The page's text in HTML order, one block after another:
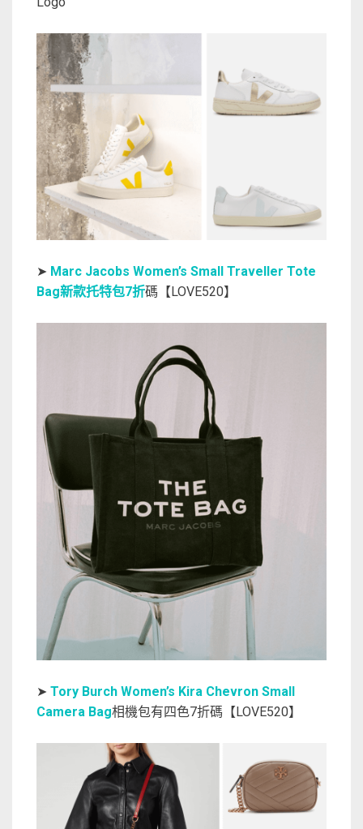
➤ Marc Jacobs Women’s Small Traveller Tote
Bag新款托特包7折碼【LOVE520】
➤ Tory Burch Women’s Kira Chevron Small
Camera Bag相機包有四色7折碼【LOVE520】